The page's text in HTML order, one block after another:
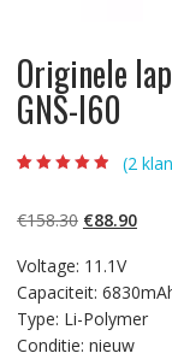
Originele
GNS-I60
gebaseerd op
klantbeoordelin
(2
€158.30
was:
€158.30.
€88.90
Voltage: 11.1V
Capaciteit:
Type: Li-Polymer
Conditie: nieuw